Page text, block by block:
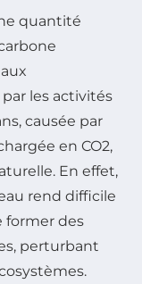
quantité
les activités
causée par
en CO2,
En effet,
rend difficile
former des
perturbant